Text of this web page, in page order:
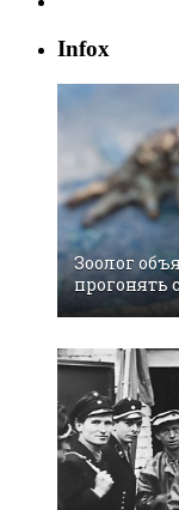
Infox
Зоолог
прогонять